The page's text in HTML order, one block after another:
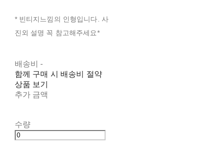
* 빈티지느낌의 인형입니다. 사
진외 설명 꼭 참고해주세요*
배송비-
함께 구매 시 배송비 절약
상품 보기
추가 금액
수량